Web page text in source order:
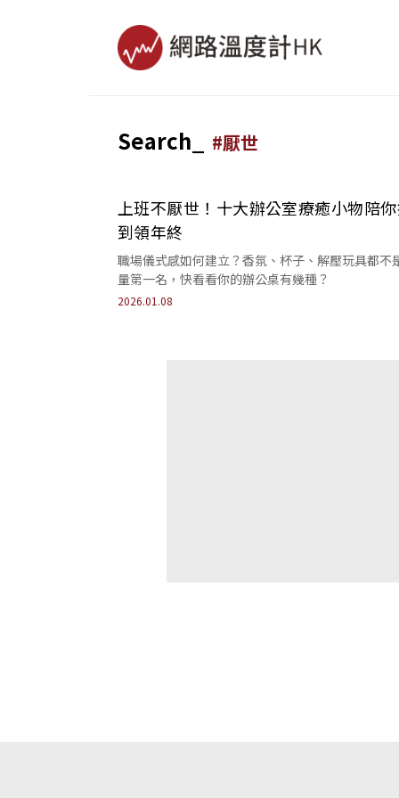
Search_ #厭世
上班不厭世！十大辦公室療癒小物陪
到領年終
職場儀式感如何建立？香氛、杯子、解壓玩具都不
量第一名，快看看你的辦公桌有幾種？
2026.01.08